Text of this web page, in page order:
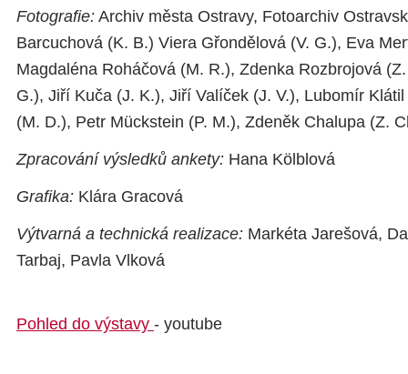
Fotografie:Archiv města Ostravy, Fotoarchiv
Barcuchová (K. B.) Viera Gřondělová (V. G.), Eva
Magdaléna Roháčová (M. R.), Zdenka Rozbrojová
G.), Jiří Kuča (J. K.), Jiří Valíček (J. V.), Lubomír
(M. D.), Petr Mückstein (P. M.), Zdeněk Chalupa (Z.
Zpracování výsledků ankety: Hana Kölblová
Grafika: Klára Gracová
Výtvarná a technická realizace: Markéta Jarešová,
Tarbaj, Pavla Vlková
Pohled do výstavy - youtube